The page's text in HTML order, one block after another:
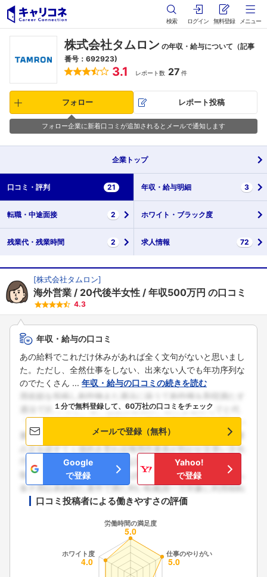
検索 ログイン 無料登録 メニュー
株式会社タムロン の年収・給与について（記事
番号：692923)
3.1 レポート数 27 件
フォロー レポート投稿
フォロー企業に新着口コミが追加されるとメールで通知します
企業 トップ
口コミ・ 評判 21 年収・ 給与明細 3
転職・ 中途面接 2 ホワイト・ ブラック度
残業代・ 残業時間 2 求人情報 72
[株式会社タムロン]
海外営業 20代後半女性 年収500万円 の口コミ
4.3
年収・給与の口コミ
あの給料でこれだけ休みがあれば全く文句がないと思いまし
た。ただし、全然仕事をしない、出来ない人でも年功序列な
のでたくさん ... 年収・給与の口コミの続きを読む
１分で無料登録して、60万社の口コミをチェック
メールで登録（無料）
Google
で登録
Yahoo!
で登録
口コミ投稿者による働きやすさの評価